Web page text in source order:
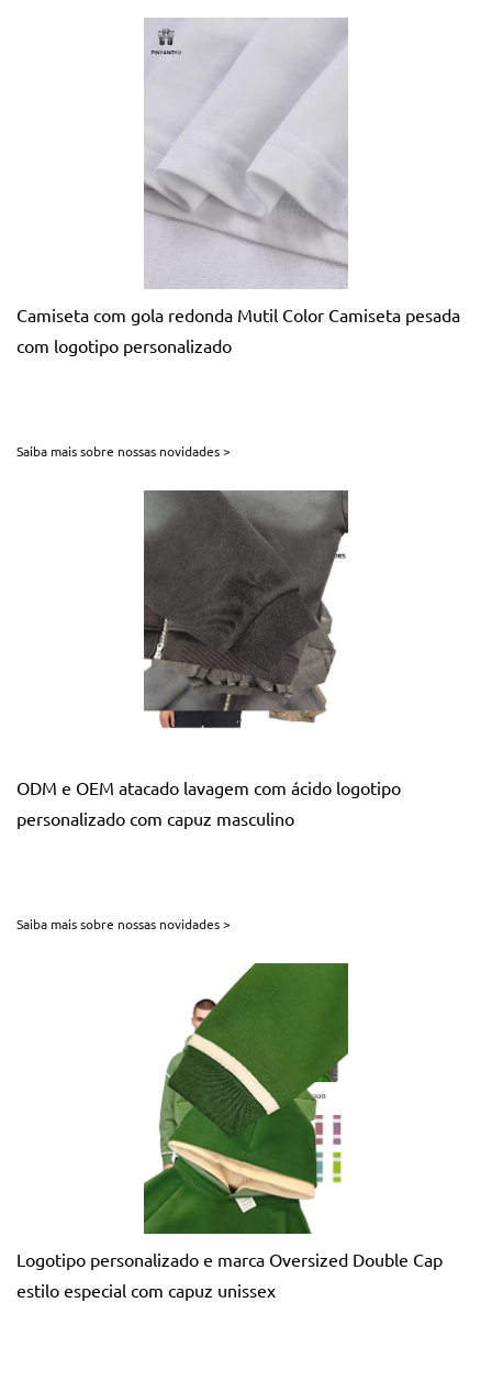
Camiseta com gola redonda Mutil Color Camiseta pesada
com logotipo personalizado
Saiba mais sobre nossas novidades >
ODM e OEM atacado lavagem com ácido logotipo
personalizado com capuz masculino
Saiba mais sobre nossas novidades >
Logotipo personalizado e marca Oversized Double Cap
estilo especial com capuz unissex